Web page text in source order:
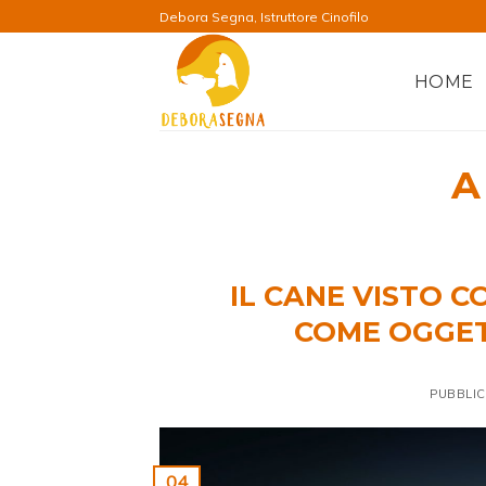
ai
Debora Segna, Istruttore Cinofilo
HOME
IL CANE VISTO
COME
04